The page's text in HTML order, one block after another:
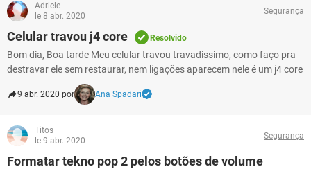
Adriele
le 8 abr. 2020
Segurança
Celular travou j4 core Resolvido
Bom dia, Boa tarde Meu celular travou travadissimo, como faço pra
destravar ele sem restaurar, nem ligações aparecem nele é um j4 core
9 abr. 2020 por Ana Spadari
Titos
le 9 abr. 2020
Segurança
Formatar tekno pop 2 pelos botões de volume